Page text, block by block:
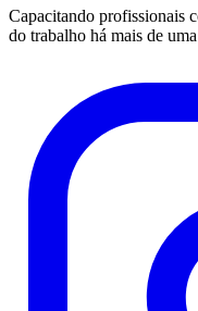
Capacitando profissionais
do trabalho há mais de